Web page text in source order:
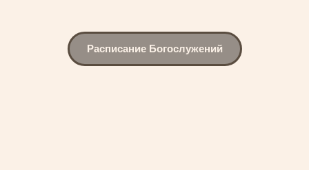
Расписание Богослужений